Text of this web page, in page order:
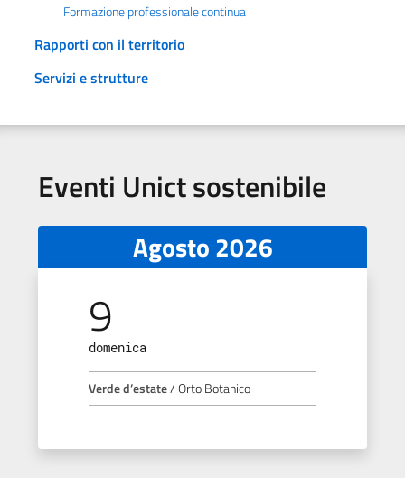
Formazione professionale continua
Rapporti con il territorio
Servizi e strutture
Eventi Unict sostenibile
Agosto 2026
9
domenica
Verde d’estate/ Orto Botanico